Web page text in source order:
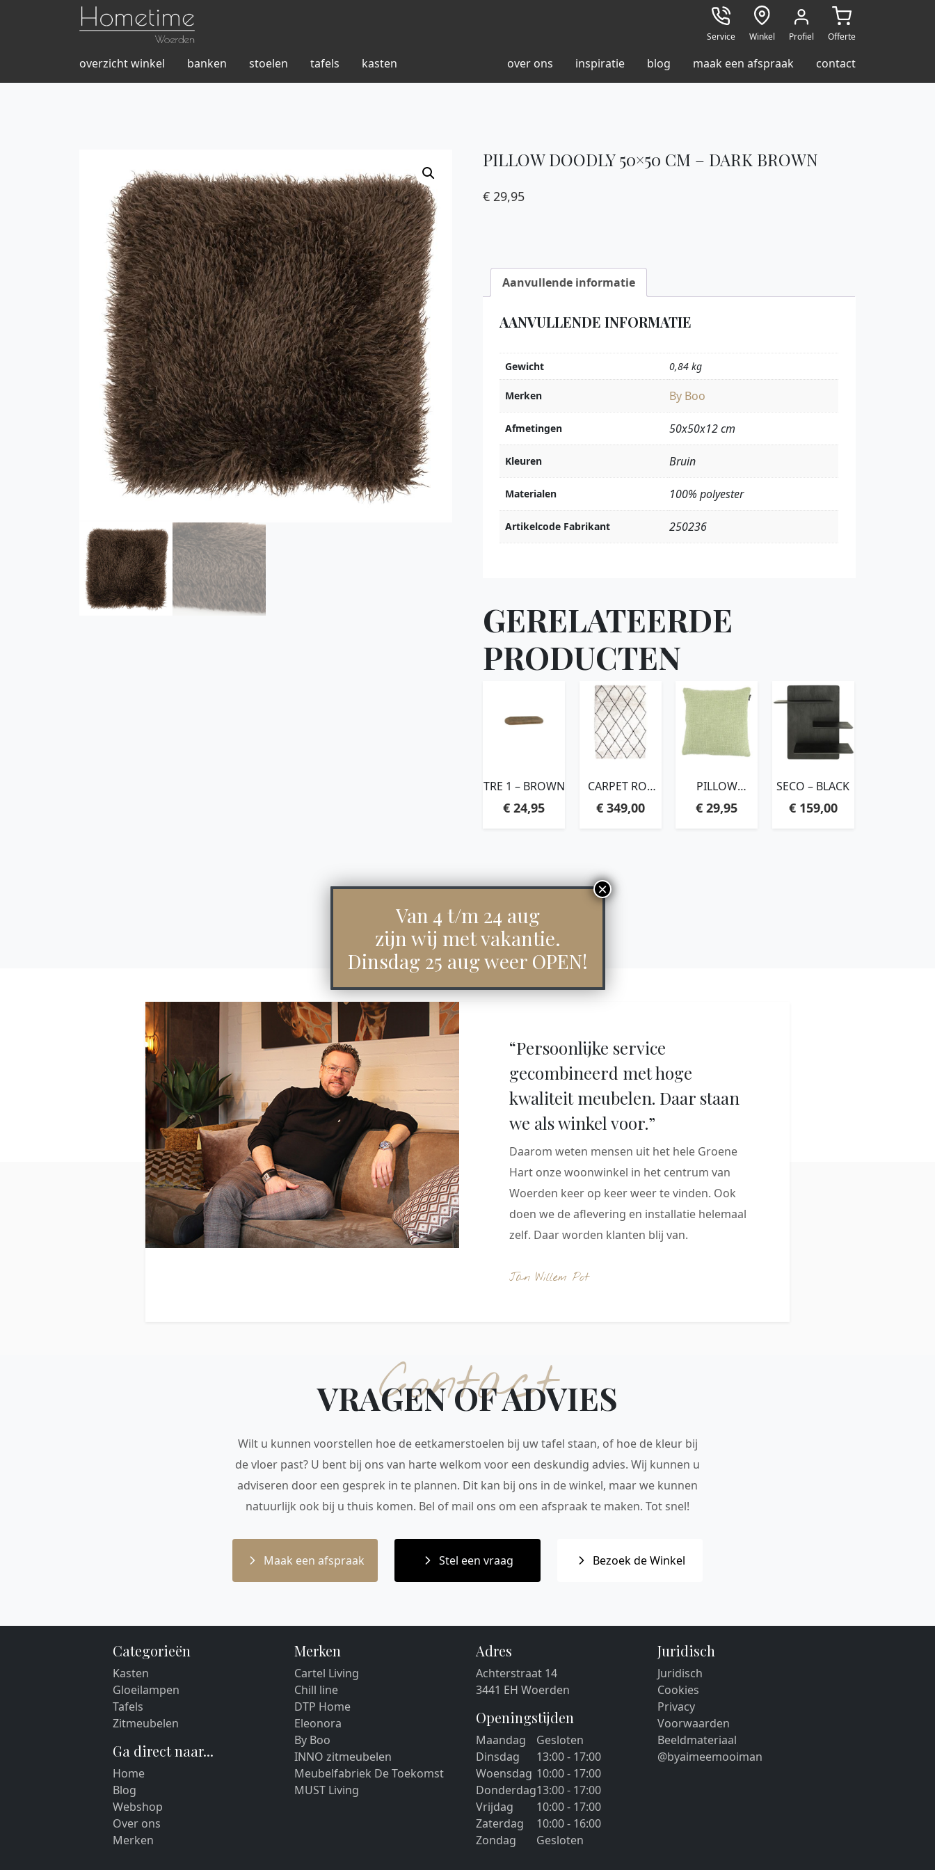
Service Winkel Profiel Offerte
overzicht winkel banken stoelen tafels kasten over ons inspiratie blog maak een afspraak contact
PILLOW DOODLY 50×50 CM – DARK BROWN
€ 29,95
Aanvullende informatie
AANVULLENDE INFORMATIE
Gewicht 0,84 kg
Merken By Boo
Afmetingen 50x50x12 cm
Kleuren Bruin
Materialen 100% polyester
Artikelcode Fabrikant 250236
GERELATEERDE
PRODUCTEN
TRE 1 – BROWN
€ 24,95
CARPET ROX
NATURAL
€349,00
PILLOW
GREEN
€ 29,95
SECO – BLACK
€159,00
“Persoonlijke service
gecombineerd met hoge
kwaliteit meubelen. Daar staan
we als winkel voor.”
Daarom weten mensen uit het hele Groene
Hart onze woonwinkel in het centrum van
Woerden keer op keer weer te vinden. Ook
doen we de aflevering en installatie helemaal
zelf. Daar worden klanten blij van.
Jan Willem Pot
Contact
VRAGEN OF ADVIES
Wilt u kunnen voorstellen hoe de eetkamerstoelen bij uw tafel staan, of hoe de kleur bij
de vloer past? U bent bij ons van harte welkom voor een deskundig advies. Wij kunnen u
adviseren door een gesprek in te plannen. Dit kan bij ons in de winkel, maar we kunnen
natuurlijk ook bij u thuis komen. Bel of mail ons om een afspraak te maken. Tot snel!
Maak een afspraak Stel een vraag Bezoek de Winkel
Categorieën
Kasten
Gloeilampen
Tafels
Zitmeubelen
Ga direct naar...
Home
Blog
Webshop
Over ons
Merken
Merken
Cartel Living
Chill line
DTP Home
Eleonora
By Boo
INNO zitmeubelen
Meubelfabriek De Toekomst
MUST Living
Adres
Achterstraat 14
3441 EH Woerden
Openingstijden
Maandag
Gesloten
Dinsdag
13:00 - 17:00
Woensdag 10:00 - 17:00
Donderdag13:00 - 17:00
Vrijdag
10:00 - 17:00
Zaterdag
10:00 - 16:00
Zondag
Gesloten
Juridisch
Juridisch
Cookies
Privacy
Voorwaarden
Beeldmateriaal
@byaimeemooiman
Van 4 t/m 24 aug
zijn wij met vakantie.
Dinsdag 25 aug weer OPEN!